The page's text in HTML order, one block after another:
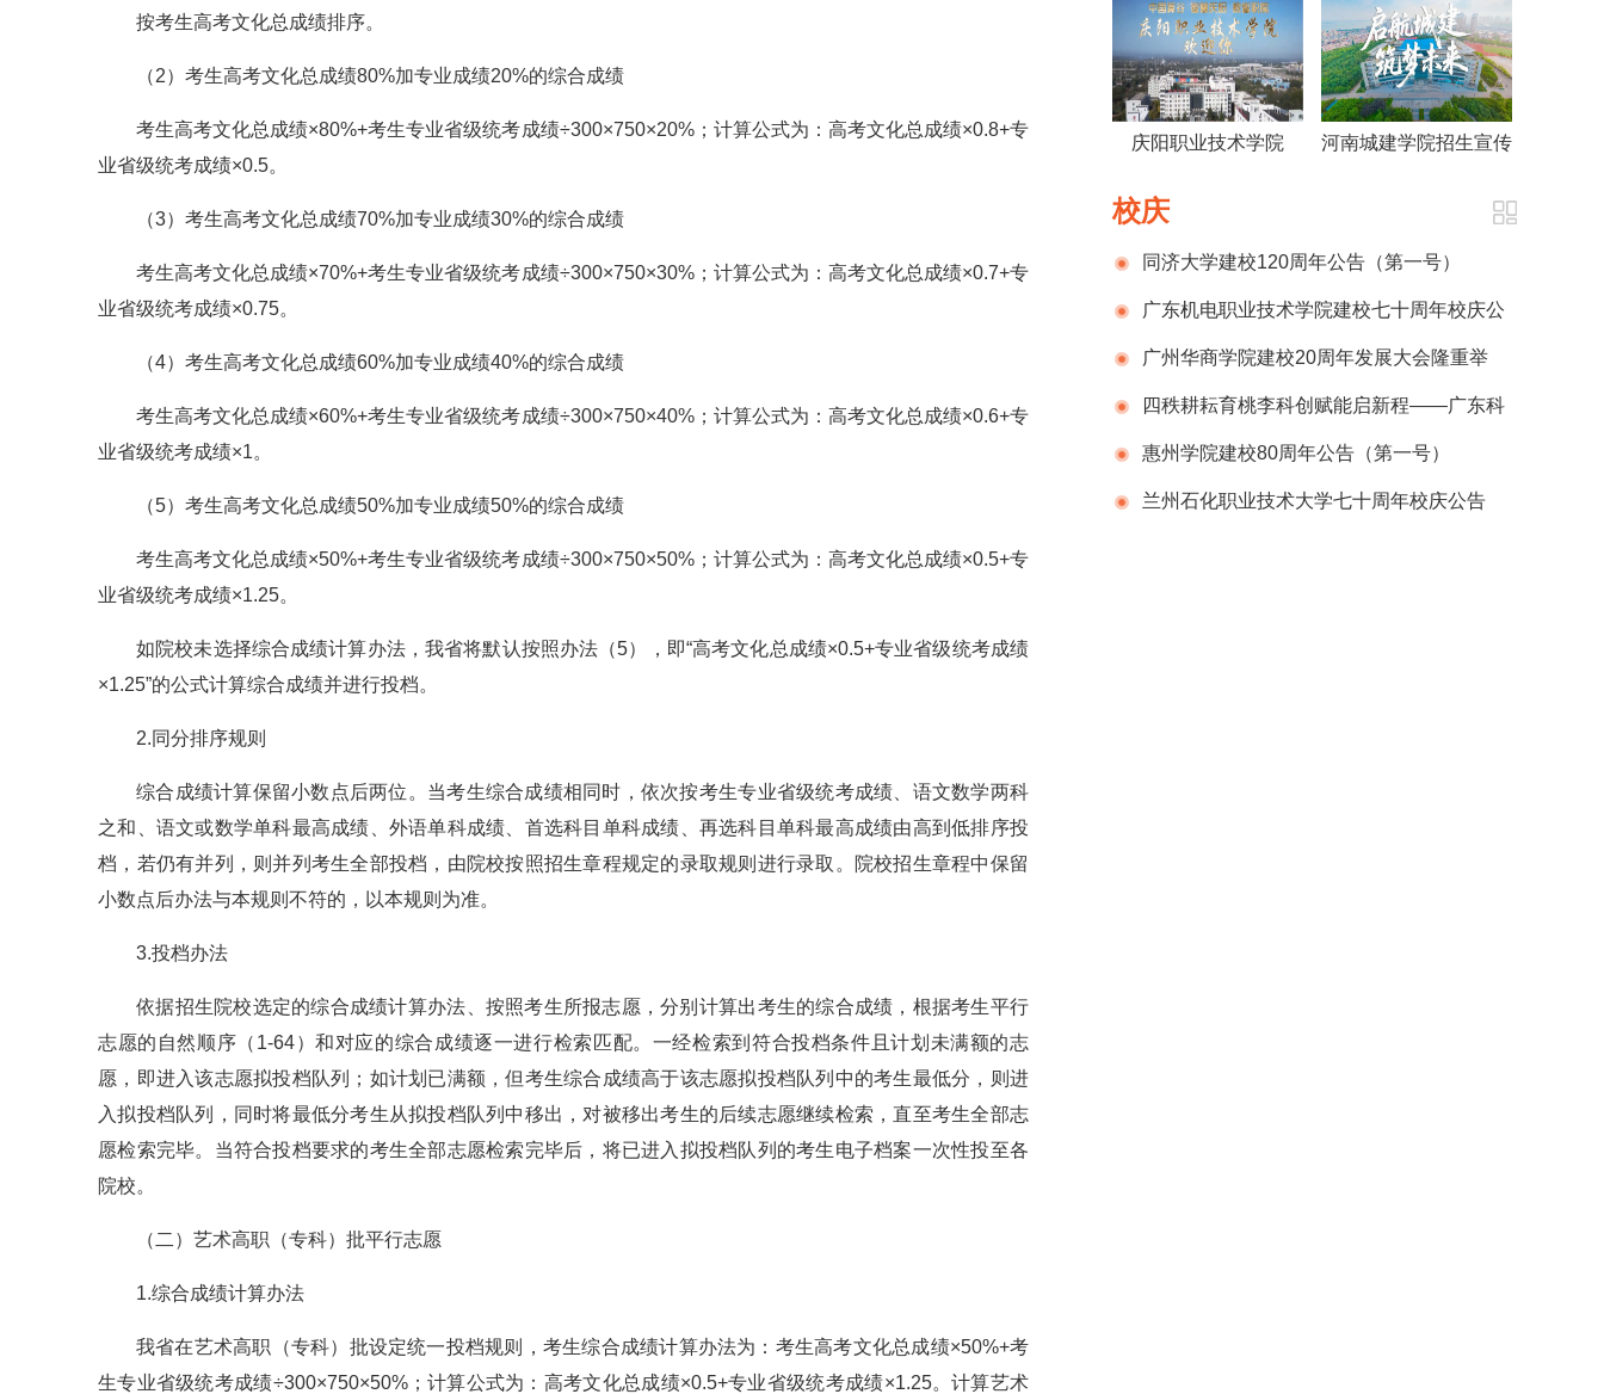
按考生高考文化总成绩排序。
（2）考生高考文化总成绩80%加专业成绩20%的综合成绩
考生高考文化总成绩×80%+考生专业省级统考成绩÷300×750×20%；计算公式为：高考文化总成绩×0.8+专
业省级统考成绩×0.5。
（3）考生高考文化总成绩70%加专业成绩30%的综合成绩
考生高考文化总成绩×70%+考生专业省级统考成绩÷300×750×30%；计算公式为：高考文化总成绩×0.7+专
业省级统考成绩×0.75。
（4）考生高考文化总成绩60%加专业成绩40%的综合成绩
考生高考文化总成绩×60%+考生专业省级统考成绩÷300×750×40%；计算公式为：高考文化总成绩×0.6+专
业省级统考成绩×1。
（5）考生高考文化总成绩50%加专业成绩50%的综合成绩
考生高考文化总成绩×50%+考生专业省级统考成绩÷300×750×50%；计算公式为：高考文化总成绩×0.5+专
业省级统考成绩×1.25。
如院校未选择综合成绩计算办法，我省将默认按照办法（5），即“高考文化总成绩×0.5+专业省级统考成绩
×1.25”的公式计算综合成绩并进行投档。
2.同分排序规则
综合成绩计算保留小数点后两位。当考生综合成绩相同时，依次按考生专业省级统考成绩、语文数学两科
之和、语文或数学单科最高成绩、外语单科成绩、首选科目单科成绩、再选科目单科最高成绩由高到低排序投
档，若仍有并列，则并列考生全部投档，由院校按照招生章程规定的录取规则进行录取。院校招生章程中保留
小数点后办法与本规则不符的，以本规则为准。
3.投档办法
依据招生院校选定的综合成绩计算办法、按照考生所报志愿，分别计算出考生的综合成绩，根据考生平行
志愿的自然顺序（1-64）和对应的综合成绩逐一进行检索匹配。一经检索到符合投档条件且计划未满额的志
愿，即进入该志愿拟投档队列；如计划已满额，但考生综合成绩高于该志愿拟投档队列中的考生最低分，则进
入拟投档队列，同时将最低分考生从拟投档队列中移出，对被移出考生的后续志愿继续检索，直至考生全部志
愿检索完毕。当符合投档要求的考生全部志愿检索完毕后，将已进入拟投档队列的考生电子档案一次性投至各
院校。
（二）艺术高职（专科）批平行志愿
1.综合成绩计算办法
我省在艺术高职（专科）批设定统一投档规则，考生综合成绩计算办法为：考生高考文化总成绩×50%+考
生专业省级统考成绩÷300×750×50%；计算公式为：高考文化总成绩×0.5+专业省级统考成绩×1.25。计算艺术
人》 片2026版
庆阳职业技术学院 河南城建学院招生宣传
校庆
同济大学建校120周年公告（第一号）
广东机电职业技术学院建校七十周年校庆公
告（第一号）
广州华商学院建校20周年发展大会隆重举
行 四秩耕耘育桃李科创赋能启新程——广东科
学技术职业学院（广东省科技干部学院）举办
建校40周年校庆系列活动
惠州学院建校80周年公告（第一号）
兰州石化职业技术大学七十周年校庆公告